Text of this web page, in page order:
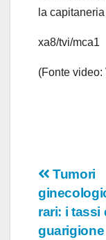
la
xa8/tvi/mca1
(Fonte
Tumori
rari: i tassi
guarigione